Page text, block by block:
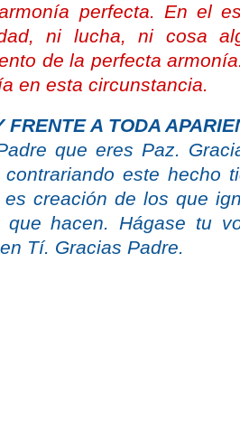
perfecta. En el
ni lucha, ni cosa
de la perfecta
en esta circunstancia.
FRENTE A TODA
que eres Paz.
este hecho
creación de los que
que hacen. Hágase tu
Tí. Gracias Padre.